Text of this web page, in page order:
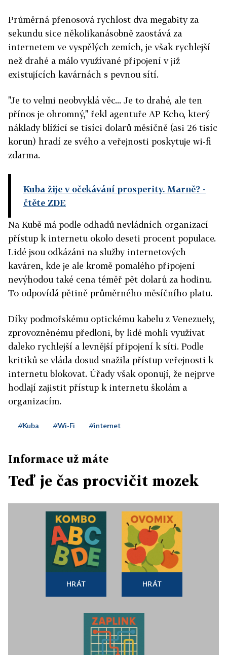
Průměrná přenosová rychlost dva megabity za
sekundu sice několikanásobně zaostává za
internetem ve vyspělých zemích, je však rychlejší
než drahé a málo využívané připojení v již
existujících kavárnách s pevnou sítí.
"Je to velmi neobvyklá věc... Je to drahé, ale ten
přínos je ohromný," řekl agentuře AP Kcho, který
náklady blížící se tisíci dolarů měsíčně (asi 26 tisíc
korun) hradí ze svého a veřejnosti poskytuje wi-fi
zdarma.
Kuba žije v očekávání prosperity. Marně? -
čtěte ZDE
Na Kubě má podle odhadů nevládních organizací
přístup k internetu okolo deseti procent populace.
Lidé jsou odkázáni na služby internetových
kaváren, kde je ale kromě pomalého připojení
nevýhodou také cena téměř pět dolarů za hodinu.
To odpovídá pětině průměrného měsíčního platu.
Díky podmořskému optickému kabelu z Venezuely,
zprovozněnému předloni, by lidé mohli využívat
daleko rychlejší a levnější připojení k síti. Podle
kritiků se vláda dosud snažila přístup veřejnosti k
internetu blokovat. Úřady však oponují, že nejprve
hodlají zajistit přístup k internetu školám a
organizacím.
#Kuba #Wi-Fi #internet
Informace už máte
Teď je čas procvičit mozek
HRÁT HRÁT